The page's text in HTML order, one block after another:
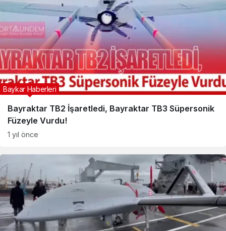
Bayraktar TB2 İşaretledi, Bayraktar TB3 Süpersonik
Füzeyle Vurdu!
Baykar Haberleri
1 yıl önce